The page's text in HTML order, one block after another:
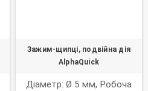
Зажим-щипці, подвійна дія
AlphaQuick
Діаметр: Ø 5 мм, Робоча